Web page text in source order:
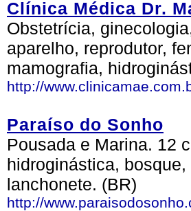
Clínica Médica Dr.
Obstetrícia,
aparelho, reprodutor,
mamografia,
http://
Paraíso do Sonho
Pousada e Marina. 12
hidroginástica,
lanchonete. (BR)
http://